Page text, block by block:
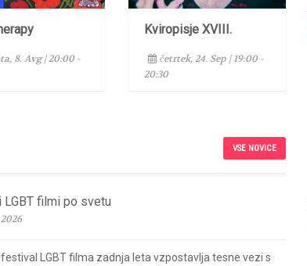
8. Avg | 20:00 -
Kviropisje XVIII.
četrtek, 24. Sep | 19:00 -
20:30
VSE NOVICE
filmi po svetu
festival LGBT filma zadnja leta vzpostavlja tesne vezi s